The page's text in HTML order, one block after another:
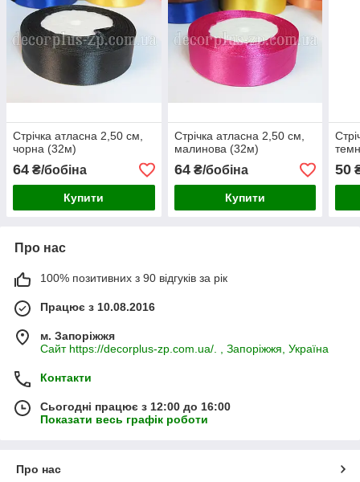
Стрічка атласна 2,50 см,
чорна (32м)
64 ₴/бобіна
Купити
Стрічка атласна 2,50 см,
малинова (32м)
64₴/бобіна
Купити
50
Про нас
100% позитивних з 90 відгуків за рік
Працює з 10.08.2016
м. Запоріжжя
Сайт https://decorplus-zp.com.ua/. , Запоріжжя, Україна
Контакти
Сьогодні працює з 12:00 до 16:00
Показати весь графік роботи
Про нас